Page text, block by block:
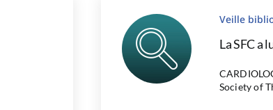
Veille
La SFC a
Society of